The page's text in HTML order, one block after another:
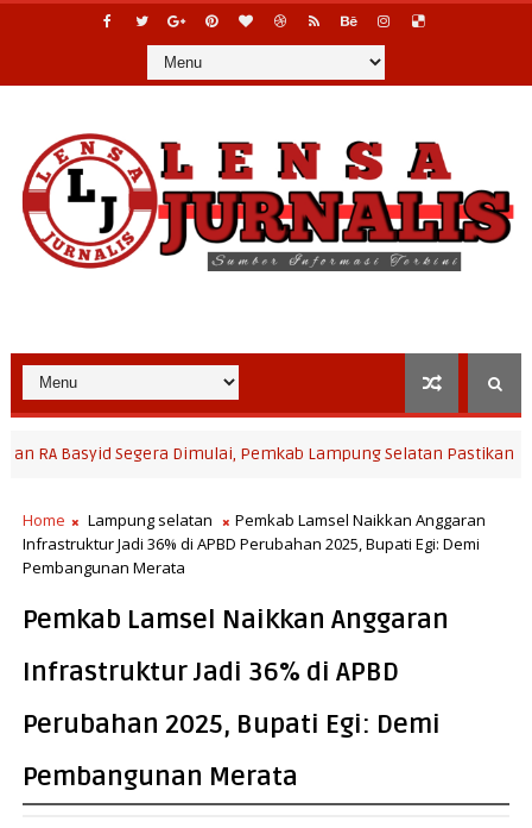
Segera Dimulai, Pemkab Lampung Selatan Pastikan Mobilitas
Home Lampung selatan
Pemkab Lamsel Naikkan Anggaran
Infrastruktur Jadi 36% di APBD Perubahan 2025, Bupati Egi: Demi
Pembangunan Merata
Pemkab Lamsel Naikkan Anggaran
Infrastruktur Jadi 36% di APBD
Perubahan 2025, Bupati Egi: Demi
Pembangunan Merata